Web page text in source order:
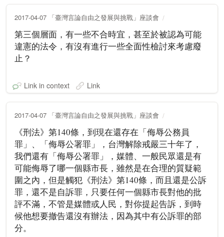
2017-04-07 「臺灣言論自由之發展與挑戰」座談會
第三個層面，有一些不合時宜，甚至於被認為可能
違憲的法令，有沒有進行一些全面性檢討來考慮廢
止？
Link in context Link
2017-04-07 「臺灣言論自由之發展與挑戰」座談會
《刑法》第140條，到現在還存在「侮辱公務員
罪」、「侮辱公署罪」，台灣解除戒嚴三十年了，
我們還有「侮辱公署罪」，媒體、一般民眾還是有
可能侮辱了哪一個縣市長，雖然是在合理的質疑範
圍之內，但是觸犯《刑法》第140條，而且還是公訴
罪，還不是自訴罪，只要任何一個縣市長對他的批
評不滿，不管是媒體或人民，對你提起告訴，到時
候他想要撤告還沒有辦法，因為其中有公訴罪的部
分。